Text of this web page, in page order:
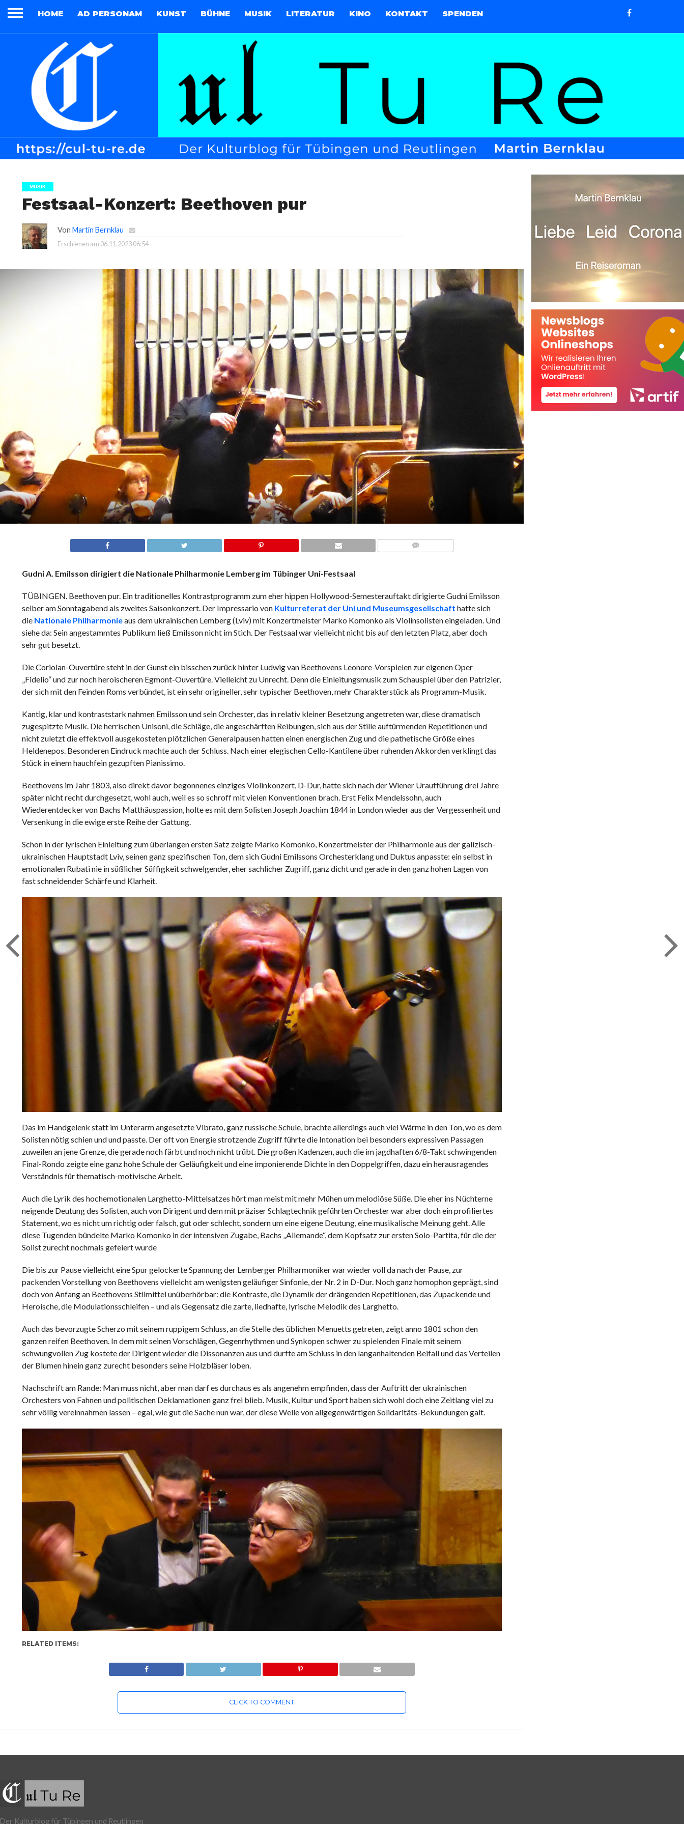
HOME AD PERSONAM KUNST BÜHNE MUSIK LITERATUR KINO KONTAKT SPENDEN
MUSIK
Festsaal-Konzert: Beethoven pur
Von Martin Bernklau
Erschienen am 06.11.2023 06:54
Gudni A. Emilsson dirigiert die Nationale Philharmonie Lemberg im Tübinger Uni-Festsaal
TÜBINGEN. Beethoven pur. Ein traditionelles Kontrastprogramm zum eher hippen Hollywood-Semesterauftakt dirigierte Gudni Emilsson
selber am Sonntagabend als zweites Saisonkonzert. Der Impressario von Kulturreferat der Uni und Museumsgesellschaft hatte sich
die Nationale Philharmonieaus dem ukrainischen Lemberg (Lviv) mit Konzertmeister Marko Komonko als Violinsolisten eingeladen. Und
siehe da: Sein angestammtes Publikum ließ Emilsson nicht im Stich. Der Festsaal war vielleicht nicht bis auf den letzten Platz, aber doch
sehr gut besetzt.
Die Coriolan-Ouvertüre steht in der Gunst ein bisschen zurück hinter Ludwig van Beethovens Leonore-Vorspielen zur eigenen Oper
„Fidelio“ und zur noch heroischeren Egmont-Ouvertüre. Vielleicht zu Unrecht. Denn die Einleitungsmusik zum Schauspiel über den Patrizier,
der sich mit den Feinden Roms verbündet, ist ein sehr origineller, sehr typischer Beethoven, mehr Charakterstück als Programm-Musik.
Kantig, klar und kontraststark nahmen Emilsson und sein Orchester, das in relativ kleiner Besetzung angetreten war, diese dramatisch
zugespitzte Musik. Die herrischen Unisoni, die Schläge, die angeschärften Reibungen, sich aus der Stille auftürmenden Repetitionen und
nicht zuletzt die effektvoll ausgekosteten plötzlichen Generalpausen hatten einen energischen Zug und die pathetische Größe eines
Heldenepos. Besonderen Eindruck machte auch der Schluss. Nach einer elegischen Cello-Kantilene über ruhenden Akkorden verklingt das
Stück in einem hauchfein gezupften Pianissimo.
Beethovens im Jahr 1803, also direkt davor begonnenes einziges Violinkonzert, D-Dur, hatte sich nach der Wiener Uraufführung drei Jahre
später nicht recht durchgesetzt, wohl auch, weil es so schroff mit vielen Konventionen brach. Erst Felix Mendelssohn, auch
Wiederentdecker von Bachs Matthäuspassion, holte es mit dem Solisten Joseph Joachim 1844 in London wieder aus der Vergessenheit und
Versenkung in die ewige erste Reihe der Gattung.
Schon in der lyrischen Einleitung zum überlangen ersten Satz zeigte Marko Komonko, Konzertmeister der Philharmonie aus der galizisch-
ukrainischen Hauptstadt Lviv, seinen ganz spezifischen Ton, dem sich Gudni Emilssons Orchesterklang und Duktus anpasste: ein selbst in
emotionalen Rubati nie in süßlicher Süffigkeit schwelgender, eher sachlicher Zugriff, ganz dicht und gerade in den ganz hohen Lagen von
fast schneidender Schärfe und Klarheit.
Das im Handgelenk statt im Unterarm angesetzte Vibrato, ganz russische Schule, brachte allerdings auch viel Wärme in den Ton, wo es dem
Solisten nötig schien und und passte. Der oft von Energie strotzende Zugriff führte die Intonation bei besonders expressiven Passagen
zuweilen an jene Grenze, die gerade noch färbt und noch nicht trübt. Die großen Kadenzen, auch die im jagdhaften 6/8-Takt schwingenden
Final-Rondo zeigte eine ganz hohe Schule der Geläufigkeit und eine imponierende Dichte in den Doppelgriffen, dazu ein herausragendes
Verständnis für thematisch-motivische Arbeit.
Auch die Lyrik des hochemotionalen Larghetto-Mittelsatzes hört man meist mit mehr Mühen um melodiöse Süße. Die eher ins Nüchterne
neigende Deutung des Solisten, auch von Dirigent und dem mit präziser Schlagtechnik geführten Orchester war aber doch ein profiliertes
Statement, wo es nicht um richtig oder falsch, gut oder schlecht, sondern um eine eigene Deutung, eine musikalische Meinung geht. Alle
diese Tugenden bündelte Marko Komonko in der intensiven Zugabe, Bachs „Allemande“, dem Kopfsatz zur ersten Solo-Partita, für die der
Solist zurecht nochmals gefeiert wurde
Die bis zur Pause vielleicht eine Spur gelockerte Spannung der Lemberger Philharmoniker war wieder voll da nach der Pause, zur
packenden Vorstellung von Beethovens vielleicht am wenigsten geläufiger Sinfonie, der Nr. 2 in D-Dur. Noch ganz homophon geprägt, sind
doch von Anfang an Beethovens Stilmittel unüberhörbar: die Kontraste, die Dynamik der drängenden Repetitionen, das Zupackende und
Heroische, die Modulationsschleifen – und als Gegensatz die zarte, liedhafte, lyrische Melodik des Larghetto.
Auch das bevorzugte Scherzo mit seinem ruppigem Schluss, an die Stelle des üblichen Menuetts getreten, zeigt anno 1801 schon den
ganzen reifen Beethoven. In dem mit seinen Vorschlägen, Gegenrhythmen und Synkopen schwer zu spielenden Finale mit seinem
schwungvollen Zug kostete der Dirigent wieder die Dissonanzen aus und durfte am Schluss in den langanhaltenden Beifall und das Verteilen
der Blumen hinein ganz zurecht besonders seine Holzbläser loben.
Nachschrift am Rande: Man muss nicht, aber man darf es durchaus es als angenehm empfinden, dass der Auftritt der ukrainischen
Orchesters von Fahnen und politischen Deklamationen ganz frei blieb. Musik, Kultur und Sport haben sich wohl doch eine Zeitlang viel zu
sehr völlig vereinnahmen lassen – egal, wie gut die Sache nun war, der diese Welle von allgegenwärtigen Solidaritäts-Bekundungen galt.
RELATED ITEMS:
CLICK TO COMMENT
Der Kulturblog für Tübingen und Reutlingen